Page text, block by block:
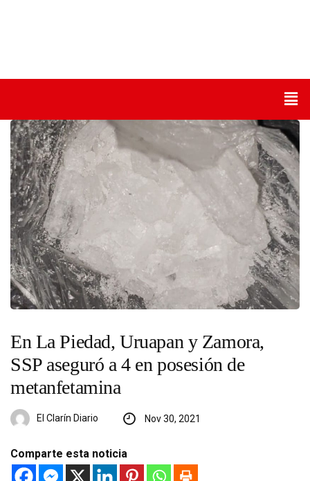
En La Piedad, Uruapan y Zamora,
SSP aseguró a 4 en posesión de
metanfetamina
El Clarín Diario Nov 30, 2021
Comparte esta noticia